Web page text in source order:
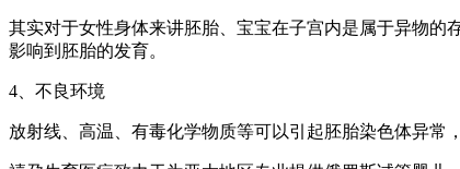
其实对于女性身体来讲胚胎、宝宝在子宫内是属于异物
影响到胚胎的发育。
4、不良环境
放射线、高温、有毒化学物质等可以引起胚胎染色体异常